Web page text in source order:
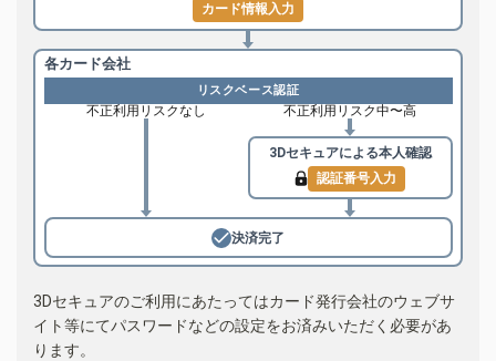
カード情報入力
各カード会社
リスクベース認証
不正利用リスクなし 不正利用リスク中〜高
3Dセキュアによる本人確認
認証番号入力
決済完了
3Dセキュアのご利用にあたってはカード発行会社のウェブサ
イト等にてパスワードなどの設定をお済みいただく必要があ
ります。